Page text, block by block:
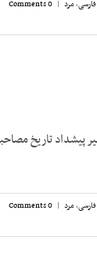
فارسی,مرد |
0 Comments
فارسی,مرد |
0 Comments